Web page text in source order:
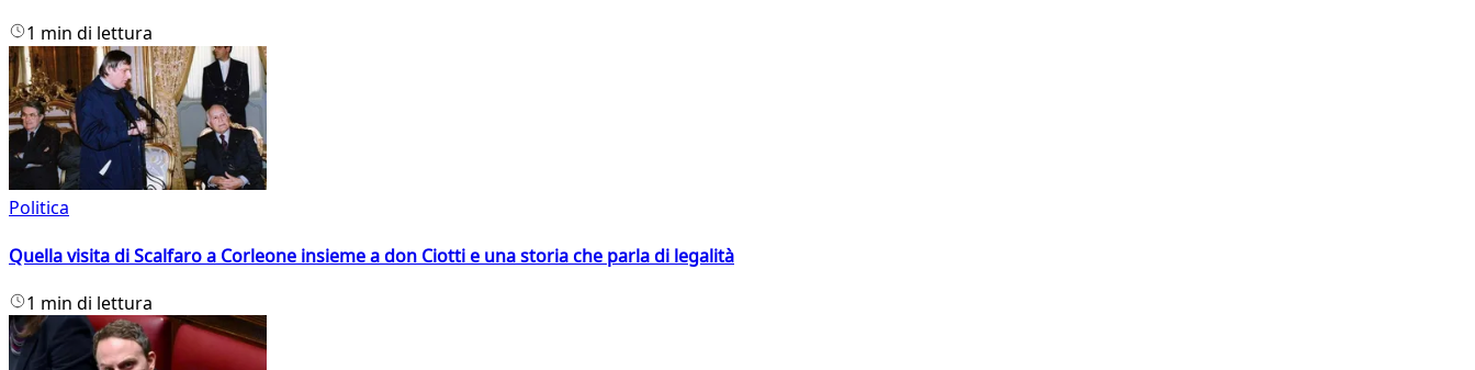
1 min di lettura
Politica
Quella visita di Scalfaro a Corleone insieme a don Ciotti e una storia che parla di legalità
1 min di lettura